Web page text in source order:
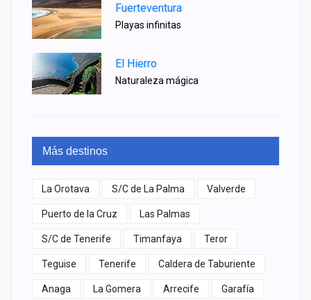
Fuerteventura
Playas infinitas
El Hierro
Naturaleza mágica
Más destinos
La Orotava S/C de La Palma Valverde
Puerto de la Cruz Las Palmas
S/C de Tenerife Timanfaya Teror
Teguise Tenerife Caldera de Taburiente
Anaga La Gomera Arrecife Garafía